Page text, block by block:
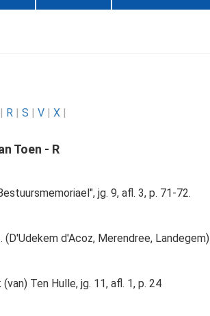
| R | S | V | X |
Toen - R
jg. 9, afl. 3, p. 71-72.
(D'Udekem d'Acoz, Merendree, Landegem)
Ten Hulle, jg. 11, afl. 1, p. 24